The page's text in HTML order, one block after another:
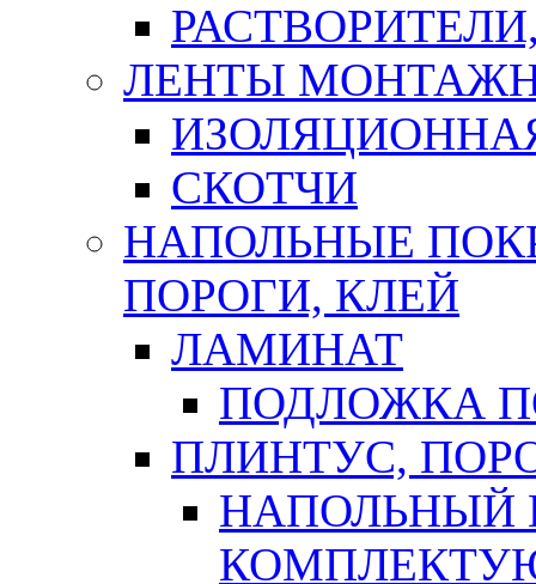
ЛЕНТЫ
СКОТЧИ
НАПОЛЬНЫЕ
ПОРОГИ, КЛЕЙ
ЛАМИНАТ
ПОДЛОЖКА
ПЛИНТУС,
НАПОЛЬНЫЙ